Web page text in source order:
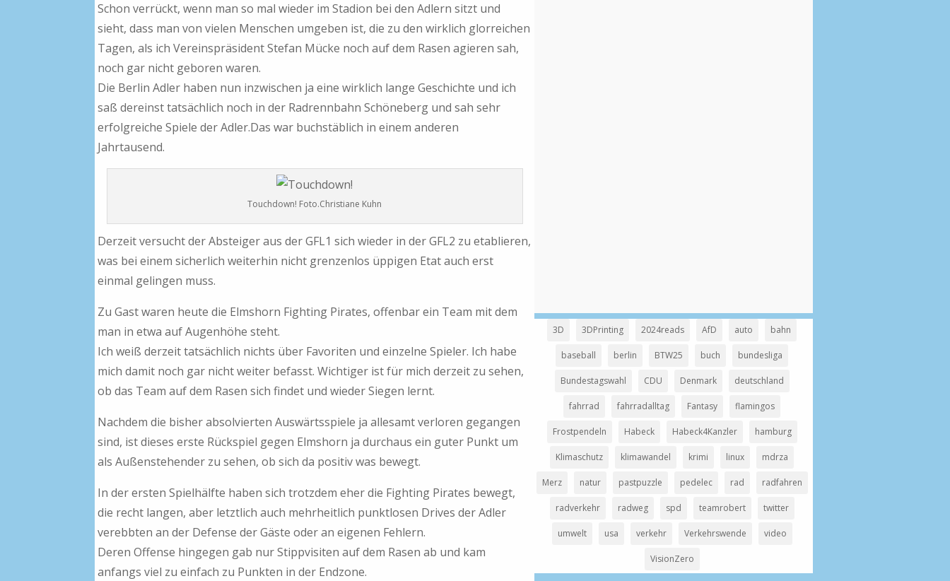
Schon verrückt, wenn man so mal wieder im Stadion bei den Adlern sitzt und
sieht, dass man von vielen Menschen umgeben ist, die zu den wirklich glorreichen
Tagen, als ich Vereinspräsident Stefan Mücke noch auf dem Rasen agieren sah,
noch gar nicht geboren waren.
Die Berlin Adler haben nun inzwischen ja eine wirklich lange Geschichte und ich
saß dereinst tatsächlich noch in der Radrennbahn Schöneberg und sah sehr
erfolgreiche Spiele der Adler.Das war buchstäblich in einem anderen
Jahrtausend.
Touchdown! Foto.Christiane Kuhn
Derzeit versucht der Absteiger aus der GFL1 sich wieder in der GFL2 zu etablieren,
was bei einem sicherlich weiterhin nicht grenzenlos üppigen Etat auch erst
einmal gelingen muss.
Zu Gast waren heute die Elmshorn Fighting Pirates, offenbar ein Team mit dem
man in etwa auf Augenhöhe steht.
Ich weiß derzeit tatsächlich nichts über Favoriten und einzelne Spieler. Ich habe
mich damit noch gar nicht weiter befasst. Wichtiger ist für mich derzeit zu sehen,
ob das Team auf dem Rasen sich findet und wieder Siegen lernt.
Nachdem die bisher absolvierten Auswärtsspiele ja allesamt verloren gegangen
sind, ist dieses erste Rückspiel gegen Elmshorn ja durchaus ein guter Punkt um
als Außenstehender zu sehen, ob sich da positiv was bewegt.
In der ersten Spielhälfte haben sich trotzdem eher die Fighting Pirates bewegt,
die recht langen, aber letztlich auch mehrheitlich punktlosen Drives der Adler
verebbten an der Defense der Gäste oder an eigenen Fehlern.
Deren Offense hingegen gab nur Stippvisiten auf dem Rasen ab und kam
anfangs viel zu einfach zu Punkten in der Endzone.
3D 3DPrinting 2024reads AfD auto bahn
baseball berlin BTW25 buch bundesliga
Bundestagswahl CDU Denmark deutschland
fahrrad fahrradalltag Fantasy flamingos
Frostpendeln Habeck Habeck4Kanzler hamburg
Klimaschutz klimawandel krimi linux mdrza
Merz natur pastpuzzle pedelec rad radfahren
radverkehr radweg spd teamrobert twitter
umwelt usa verkehr Verkehrswende video
VisionZero